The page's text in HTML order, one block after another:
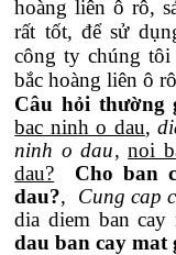
hoàng liên ô rô,
rất tốt, để sử
công ty chúng tôi
bắc hoàng liên ô
Câu hỏi thường
bac ninh o dau,
ninh o dau,noi
dau?
Cho ban
dau?, Cung cap
dia diem ban cay
dau ban cay mat